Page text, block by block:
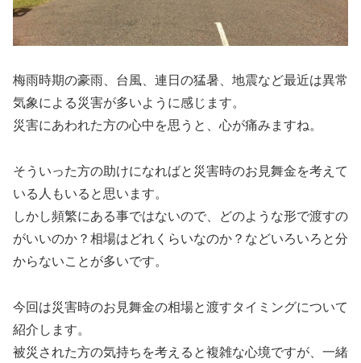
梅雨時期の豪雨、台風、連日の猛暑、地震など最近は異常
気象による災害が多いように感じます。
災害にあわれた方の心中を思うと、心が痛みますね。
そういった方の助けになればと災害時のお見舞金を考えて
いる人もいると思います。
しかし頻繁にある事ではないので、どのような形で渡すの
がいいのか？相場はどれくらいなのか？などいろいろと分
からないことが多いです。
今回は災害時のお見舞金の相場と渡すタイミングについて
紹介します。
被災された方の気持ちを考えると複雑な心境ですが、一緒